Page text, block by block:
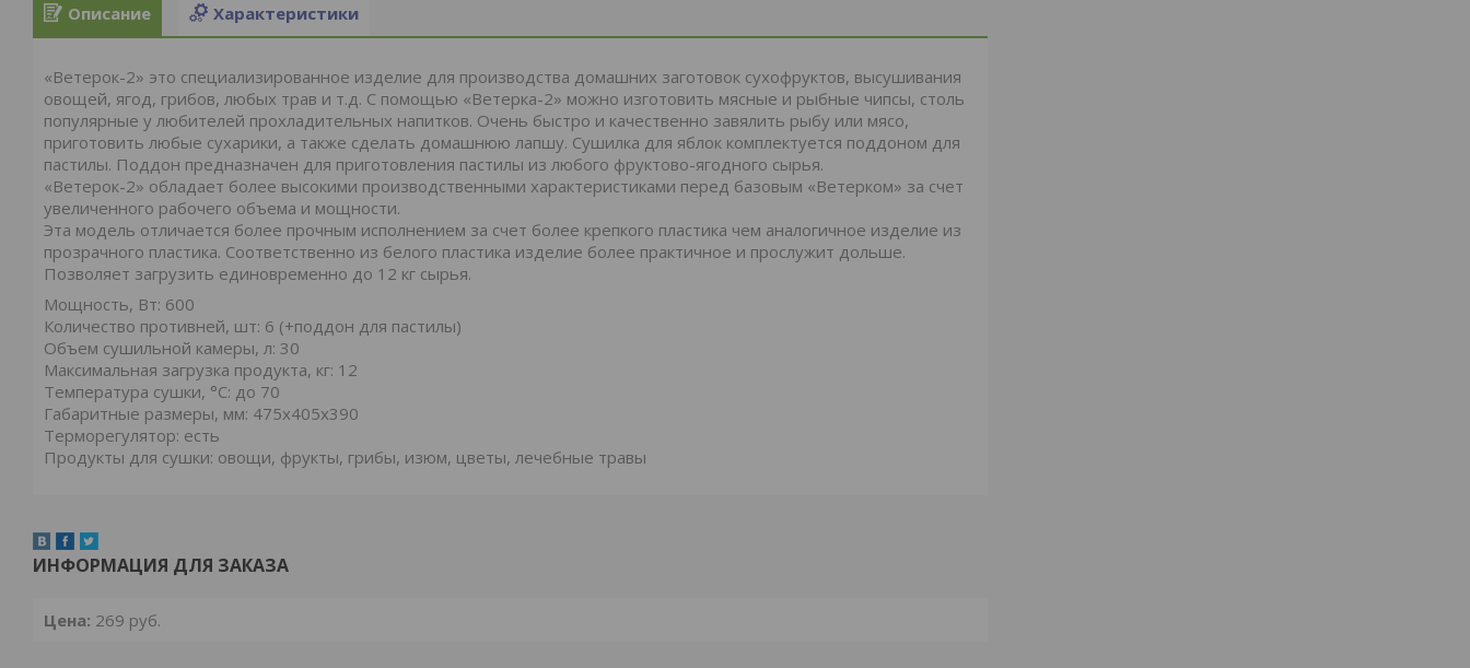
Описание Характеристики
«Ветерок-2» это специализированное изделие для производства домашних заготовок сухофруктов, высушивания
овощей, ягод, грибов, любых трав и т.д. С помощью «Ветерка-2» можно изготовить мясные и рыбные чипсы, столь
популярные у любителей прохладительных напитков. Очень быстро и качественно завялить рыбу или мясо,
приготовить любые сухарики, а также сделать домашнюю лапшу. Сушилка для яблок комплектуется поддоном для
пастилы. Поддон предназначен для приготовления пастилы из любого фруктово-ягодного сырья.
«Ветерок-2» обладает более высокими производственными характеристиками перед базовым «Ветерком» за счет
увеличенного рабочего объема и мощности.
Эта модель отличается более прочным исполнением за счет более крепкого пластика чем аналогичное изделие из
прозрачного пластика. Соответственно из белого пластика изделие более практичное и прослужит дольше.
Позволяет загрузить единовременно до 12 кг сырья.
Мощность, Вт: 600
Количество противней, шт: 6 (+поддон для пастилы)
Объем сушильной камеры, л: 30
Максимальная загрузка продукта, кг: 12
Температура сушки, °С: до 70
Габаритные размеры, мм: 475х405х390
Терморегулятор: есть
Продукты для сушки: овощи, фрукты, грибы, изюм, цветы, лечебные травы
ИНФОРМАЦИЯ ДЛЯ ЗАКАЗА
Цена: 269 руб.